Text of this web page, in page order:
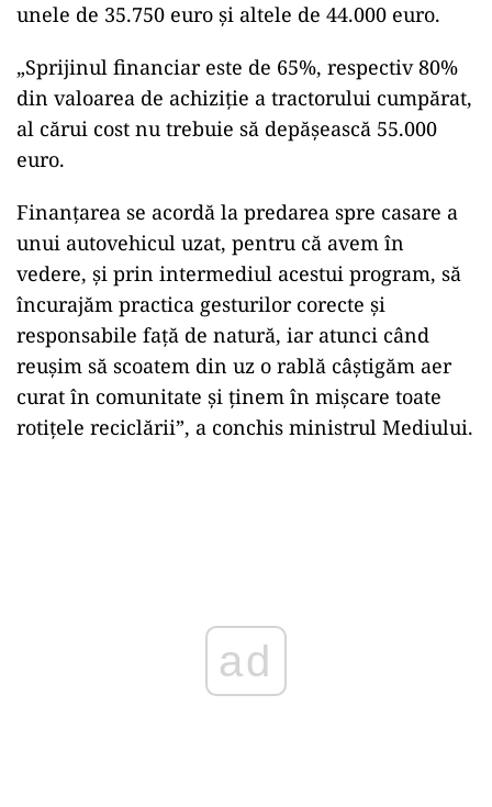
unele de 35.750 euro și altele de 44.000 euro.
„Sprijinul financiar este de 65%, respectiv 80%
din valoarea de achiziție a tractorului cumpărat,
al cărui cost nu trebuie să depășească 55.000
euro.
Finanțarea se acordă la predarea spre casare a
unui autovehicul uzat, pentru că avem în
vedere, și prin intermediul acestui program, să
încurajăm practica gesturilor corecte și
responsabile față de natură, iar atunci când
reușim să scoatem din uz o rablă câștigăm aer
curat în comunitate și ținem în mișcare toate
rotițele reciclării”, a conchis ministrul Mediului.
ad